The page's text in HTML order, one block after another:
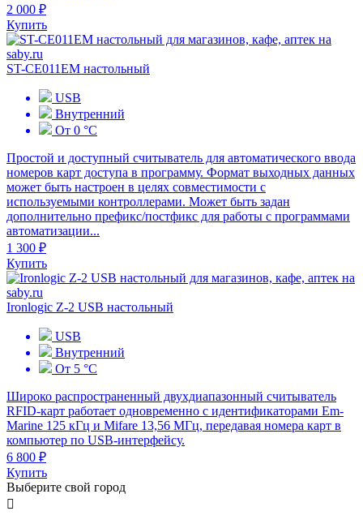
2 000 ₽
Купить
ST-CE011EM настольный
USB
Внутренний
От 0 °С
Простой и доступный считыватель для автоматического ввода
номеров карт доступа в программу. Формат выходных данных
может быть настроен в целях совместимости с
используемыми контроллерами. Может быть задан
дополнительно префикс/постфикс для работы с программами
автоматизации...
1 300 ₽
Купить
Ironlogic Z-2 USB настольный
USB
Внутренний
От 5 °С
Широко распространенный двухдиапазонный считыватель
RFID-карт работает одновременно с идентификаторами Em-
Marine 125 кГц и Mifare 13,56 МГц, передавая номера карт в
компьютер по USB-интерфейсу.
6 800 ₽
Купить
Выберите свой город
